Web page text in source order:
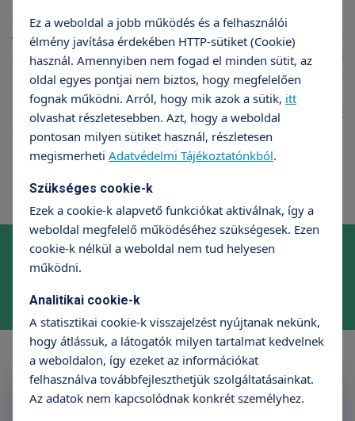
szervezetben végzett károsodás a legminimálisabb.
A rendszerint 10-30 percig tartó műtétek intravénás
altatásban történnek. A méhszájon történt
beavatkozás után pácienseink néhány órás
megfigyelésben részesülnek. Az igényes környezet,
készséges személyzet, barátságos légkör segít
oldani az egyébként természetes szorongást.
Online időpontfoglalás szakrendelésre
Foglaljon időpontot kényelmesen, néhány kattintással!
Időpontfoglalás
Feliratkozás a Triton
Ez a weboldal a jobb működés és a felhasználói
élmény javítása érdekében HTTP-sütiket (Cookie)
használ. Amennyiben nem fogad el minden sütit, az
oldal egyes pontjai nem biztos, hogy megfelelően
fognak működni. Arról, hogy mik azok a sütik, itt
olvashat részletesebben. Azt, hogy a weboldal
pontosan milyen sütiket használ, részletesen
megismerheti Adatvédelmi Tájékoztatónkból.
Szükséges cookie-k
Ezek a cookie-k alapvető funkciókat aktiválnak, így a
weboldal megfelelő működéséhez szükségesek. Ezen
cookie-k nélkül a weboldal nem tud helyesen
működni.
Analitikai cookie-k
A statisztikai cookie-k visszajelzést nyújtanak nekünk,
hogy átlássuk, a látogatók milyen tartalmat kedvelnek
a weboldalon, így ezeket az információkat
felhasználva továbbfejleszthetjük szolgáltatásainkat.
Az adatok nem kapcsolódnak konkrét személyhez.